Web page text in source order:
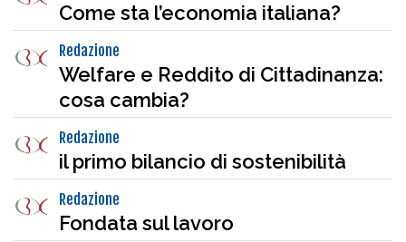
Come sta l’economia italiana?
Redazione
Welfare e Reddito di Cittadinanza:
cosa cambia?
Redazione
il primo bilancio di sostenibilità
Redazione
Fondata sul lavoro